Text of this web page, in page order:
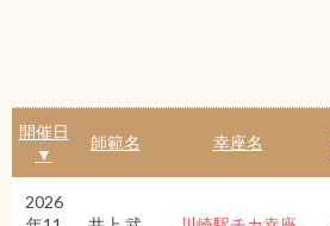
開催日
▼
師範名 幸座名
2026